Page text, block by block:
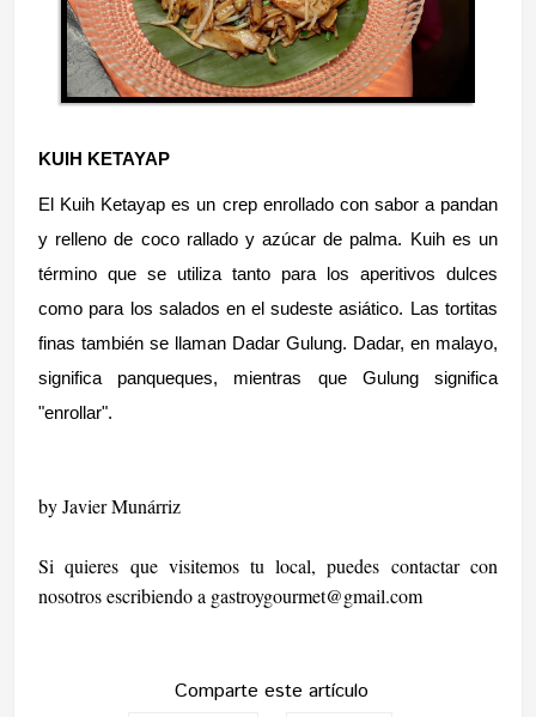
KUIH KETAYAP
El Kuih Ketayap es un crep enrollado con sabor a pandan
y relleno de coco rallado y azúcar de palma. Kuih es un
término que se utiliza tanto para los aperitivos dulces
como para los salados en el sudeste asiático. Las tortitas
finas también se llaman Dadar Gulung. Dadar, en malayo,
significa panqueques, mientras que Gulung significa
"enrollar".
by Javier Munárriz
Si quieres que visitemos tu local, puedes contactar con
nosotros escribiendo a gastroygourmet@gmail.com
Comparte este artículo